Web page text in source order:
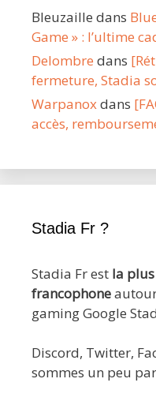
Bleuzaille dans
Game » : l’ultime
Delombre dans
fermeture, Stadia
Warpanoxdans
accès,
Stadia Fr ?
Stadia Fr est la
francophone
gaming Google
Discord, Twitter,
sommes un peu